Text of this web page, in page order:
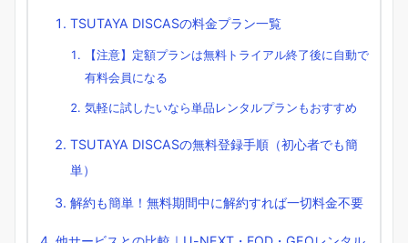
TSUTAYA DISCASの料金プラン一覧
【注意】定額プランは無料トライアル終了後に自動で
有料会員になる
気軽に試したいなら単品レンタルプランもおすすめ
TSUTAYA DISCASの無料登録手順（初心者でも簡
単）
解約も簡単！無料期間中に解約すれば一切料金不要